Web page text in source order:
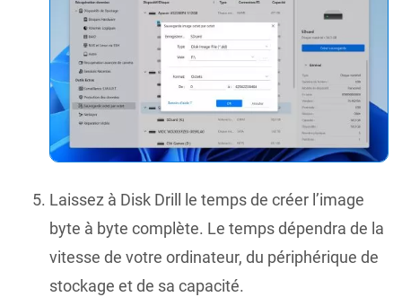
Laissez à Disk Drill le temps de créer l’image
byte à byte complète. Le temps dépendra de la
vitesse de votre ordinateur, du périphérique de
stockage et de sa capacité.